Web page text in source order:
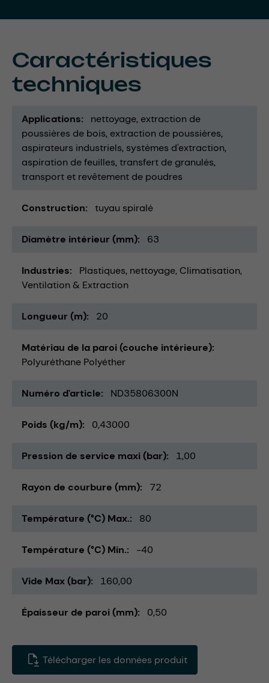
Caractéristiques
techniques
Applications nettoyage extraction de
poussières de bois extraction de poussières
aspirateurs industriels systèmes d'extraction
aspiration de feuilles transfert de granulés
transport et revêtement de poudres
Construction tuyau spiralé
Diamètre intérieur (mm) 63
Industries Plastiques nettoyage Climatisation,
Ventilation & Extraction
Longueur (m) 20
Matériau de la paroi (couche intérieure)
Polyuréthane Polyéther
Numéro d'article ND35806300N
Poids (kg/m) 0,43000
Pression de service maxi (bar) 1,00
Rayon de courbure (mm) 72
Température (°C) Max. 80
Température (°C) Min. -40
Vide Max (bar) 160,00
Épaisseur de paroi (mm) 0,50
Télécharger les données produit